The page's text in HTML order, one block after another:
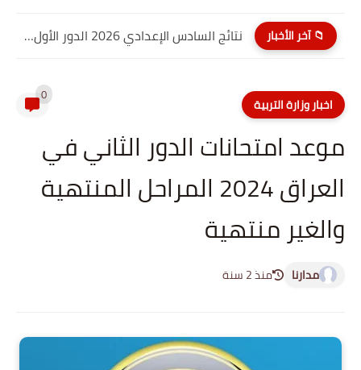
📁 آخر الأخبار نتائج السادس الإعدادي 2026 الدور الأول PDF كربلاء المقدسة| موقع...
اخبار وزارة التربية 0
موعد امتحانات الدور الثاني في
العراق 2024 المراحل المنتهية
والغير منتهية
مدارنا منذ 2 سنة